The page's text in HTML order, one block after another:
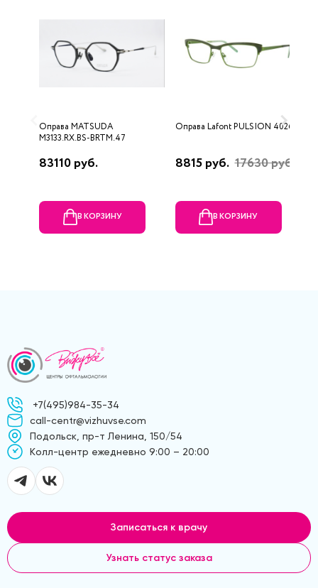
Оправа MATSUDA
M3133.RX.BS-BRTM.47
83110 руб.
В КОРЗИНУ
Оправа Lafont PULSION 4026
8815 руб. 17630 руб.
В КОРЗИНУ
+7(495)984-35-34
call-centr@vizhuvse.com
Подольск, пр-т Ленина, 150/54
Kолл-центр ежедневно 9:00 – 20:00
Записаться к врачу
Узнать статус заказа